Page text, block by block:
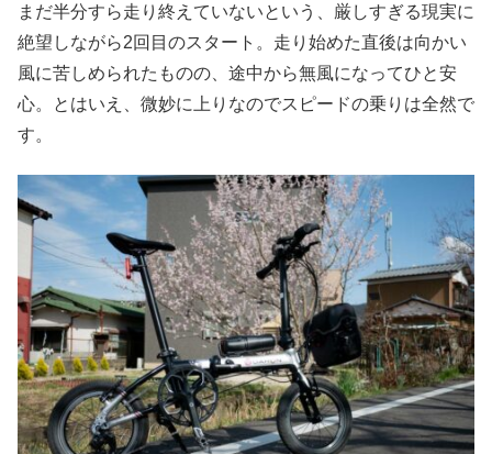
まだ半分すら走り終えていないという、厳しすぎる現実に
絶望しながら2回目のスタート。走り始めた直後は向かい
風に苦しめられたものの、途中から無風になってひと安
心。とはいえ、微妙に上りなのでスピードの乗りは全然で
す。